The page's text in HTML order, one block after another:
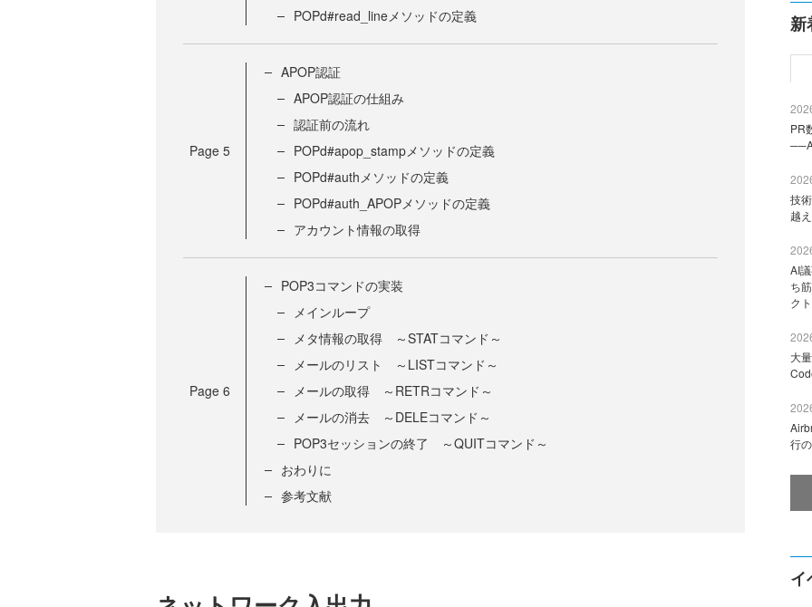
POPd#read_lineメソッドの定義
Page 5
APOP認証
APOP認証の仕組み
認証前の流れ
POPd#apop_stampメソッドの定義
POPd#authメソッドの定義
POPd#auth_APOPメソッドの定義
アカウント情報の取得
Page 6
POP3コマンドの実装
メインループ
メタ情報の取得 ～STATコマンド～
メールのリスト ～LISTコマンド～
メールの取得 ～RETRコマンド～
メールの消去 ～DELEコマンド～
POP3セッションの終了 ～QUITコマンド～
おわりに
参考文献
新
PR
技
越
AI
ち
ク
大
行
イ